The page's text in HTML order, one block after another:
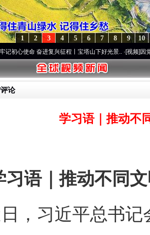
10
9
8
7
6
5
4
3
2
1
奋进复兴征程丨宝塔山下好光景..·[视频]因党而生 为党
论
学习语｜推动不
｜推动不同文
习近平总书记